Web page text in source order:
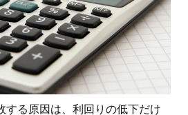
する原因は、利回りの低下だけ